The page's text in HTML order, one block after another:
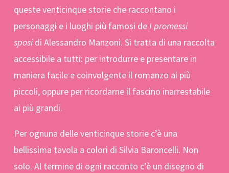
questeventicinque storie che raccontano i
personaggi e i luoghi più famosi deI promessi
sposi di Alessandro Manzoni. Si tratta di una raccolta
accessibile a tutti: per introdurre e presentare in
maniera facile e coinvolgente il romanzo ai più
piccoli, oppure per ricordarne il fascino inarrestabile
ai più grandi.
Per ognuna delle venticinque storie c’è una
bellissima tavola a colori di Silvia Baroncelli. Non
solo. Al termine di ogni racconto c’è un disegno di